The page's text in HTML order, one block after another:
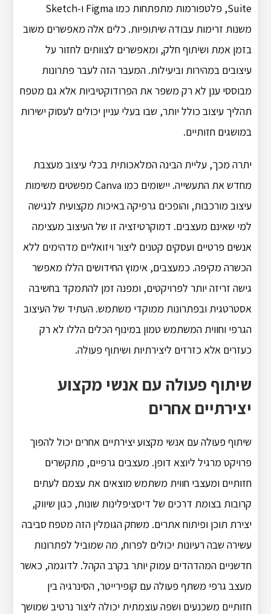
Suite, פלטפורמות מתפתחות כמו Figma ו-Sketch
משנות זרימות עבודה שיתופיות. כלים אלה מאפשרים משוב
בזמן אמת ושיתוף חלק, ומאפשרים לצוותים לחזור על
עיצובים במהירות וביעילות. המעבר הזה לעבר פתרונות
מבוססי ענן לא רק משפר את הפרודוקטיביות אלא גם מטפח
תהליך עיצוב כולל יותר, שבו בעלי עניין יכולים לעסוק ישירות
במושגים חזותיים.
יתרה מכך, עליית הבינה המלאכותית בכלי עיצוב מעצבת
מחדש את התעשייה. יישומים כמו Canva מפשטים משימות
עיצוב מורכבות, והופכים גרפיקה באיכות מקצועית לנגישה
למי שאינם מעצבים. דמוקרטיזציה זו של העיצוב מעצימה
אנשים פרטיים ועסקים קטנים ליצור ויזואליים מדהימים ללא
הכשרה מקיפה. כמעצבים, אימוץ החידושים הללו מאפשר
גישה זריזה יותר לפרויקטים, ומפנה זמן להתמקד בחשיבה
אסטרטגית ובפתרונות ממוקדי משתמש. העתיד של העיצוב
הגרפי וחווית המשתמש טמון במינוף הכלים הללו לא רק
כעזרים אלא כזרזים ליצירתיות ושיתוף פעולה.
שיתוף פעולה עם אנשי מקצוע
יצירתיים אחרים
שיתוף פעולה עם אנשי מקצוע יצירתיים אחרים יכול להפוך
פרויקט מרגיל ליוצא דופן. מעצבים גרפיים, מתקשרים
חזותיים ומעצבי חווית משתמש מוצאים את עצמם לעתים
קרובות בצומת דרכים של דיסציפלינות שונות, כגון שיווק,
יצירת תוכן ופיתוח אתרים. משחק הגומלין הזה מטפח סביבה
עשירה שבה רעיונות יכולים לפרוח, מה שמוביל לפתרונות
חדשניים המהדהדים עמוק יותר בקרב הקהל. לדוגמה, כאשר
מעצב גרפי משתף פעולה עם קופירייטר, הסינרגיה בין
חזותיים משכנעים ושפה עוצמתית יכולה ליצור נרטיב שמושך